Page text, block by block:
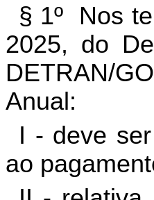
§ 1º Nos
2025, do
DETRAN/
Anual:
I - deve
ao